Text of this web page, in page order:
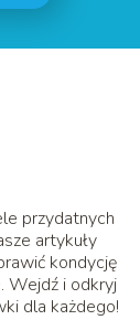
przydatnych
artykuły
kondycję
Wejdź i odkryj
dla każdego!